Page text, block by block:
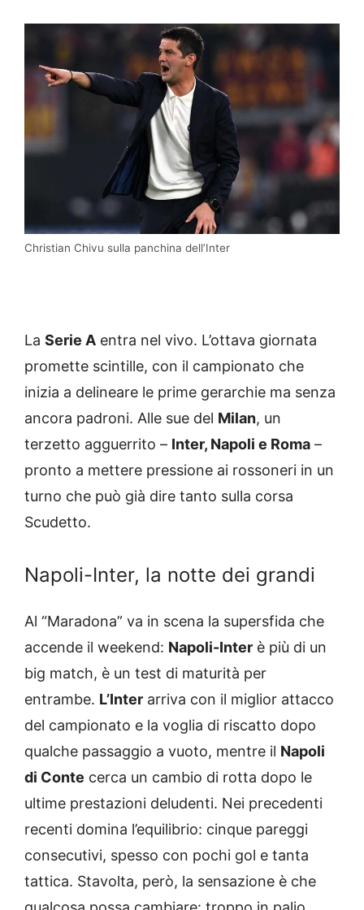
Christian Chivu sulla panchina dell’Inter
La Serie A entra nel vivo. L’ottava giornata
promette scintille, con il campionato che
inizia a delineare le prime gerarchie ma senza
ancora padroni. Alle sue del Milan, un
terzetto agguerrito – Inter, Napoli e Roma –
pronto a mettere pressione ai rossoneri in un
turno che può già dire tanto sulla corsa
Scudetto.
Napoli-Inter, la notte dei grandi
Al “Maradona” va in scena la supersfida che
accende il weekend: Napoli-Inter è più di un
big match, è un test di maturità per
entrambe. L’Inter arriva con il miglior attacco
del campionato e la voglia di riscatto dopo
qualche passaggio a vuoto, mentre il Napoli
di Conte cerca un cambio di rotta dopo le
ultime prestazioni deludenti. Nei precedenti
recenti domina l’equilibrio: cinque pareggi
consecutivi, spesso con pochi gol e tanta
tattica. Stavolta, però, la sensazione è che